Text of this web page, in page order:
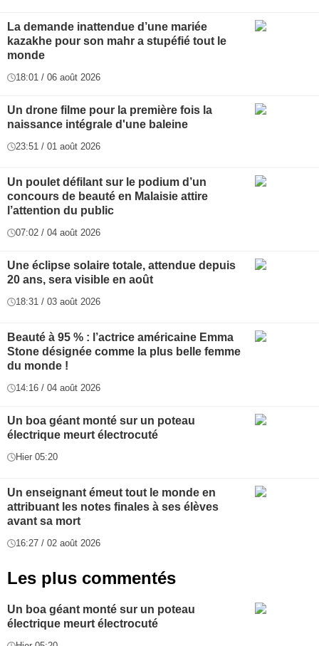
La demande inattendue d’une mariée
kazakhe pour son mahr a stupéfié tout le
monde
18:01 / 06 août 2026
Un drone filme pour la première fois la
naissance intégrale d'une baleine
23:51 / 01 août 2026
Un poulet défilant sur le podium d’un
concours de beauté en Malaisie attire
l’attention du public
07:02 / 04 août 2026
Une éclipse solaire totale, attendue depuis
20 ans, sera visible en août
18:31 / 03 août 2026
Beauté à 95 % : l’actrice américaine Emma
Stone désignée comme la plus belle femme
du monde !
14:16 / 04 août 2026
Un boa géant monté sur un poteau
électrique meurt électrocuté
Hier 05:20
Un enseignant émeut tout le monde en
attribuant les notes finales à ses élèves
avant sa mort
16:27 / 02 août 2026
Les plus commentés
Un boa géant monté sur un poteau
électrique meurt électrocuté